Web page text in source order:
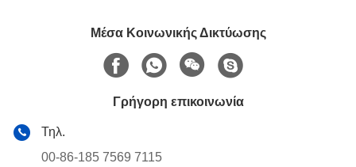
Μέσα Κοινωνικής Δικτύωσης
Γρήγορη επικοινωνία
Τηλ.
00-86-185 7569 7115